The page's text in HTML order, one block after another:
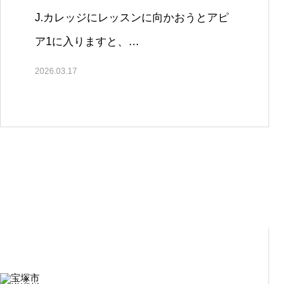
J.カレッジにレッスンに向かおうとアピ
ア1に入りますと、…
2026.03.17